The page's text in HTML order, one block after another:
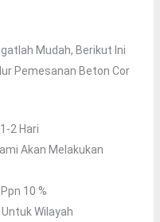
Mudah, Berikut Ini
Pemesanan Beton Cor
2 Hari
Akan Melakukan
10 %
Wilayah